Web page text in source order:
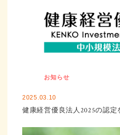
お知らせ
2025.03.10
健康経営優良法人2025の認定